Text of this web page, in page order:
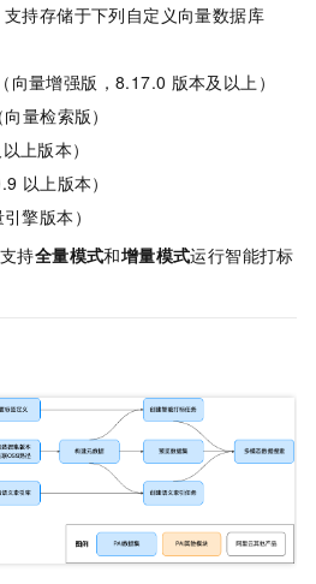
支持存储于下列自定义向量数据库
向量增强版，8.17.0 版本及以上）
量检索版）
上版本）
以上版本）
擎版本）
持全量模式和增量模式运行智能打标